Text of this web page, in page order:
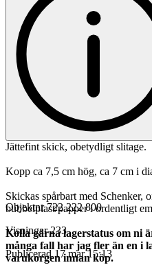
Jättefint skick, obetydligt slitage.
Kopp ca 7,5 cm hög, ca 7 cm i
Skickas spårbart med Schenker,
bubbelplast/papper i ordentligt
Kolla gärna lagerstatus om ni
många fall har jag fler än en i
varukorgen innan köp.
Objektnr 722 222 800
Visningar 233
Publicerad 17 mar 15:13